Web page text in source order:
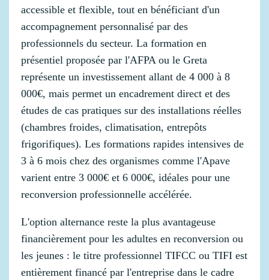
accessible et flexible, tout en bénéficiant d'un
accompagnement personnalisé par des
professionnels du secteur. La formation en
présentiel proposée par l'AFPA ou le Greta
représente un investissement allant de 4 000 à 8
000€, mais permet un encadrement direct et des
études de cas pratiques sur des installations réelles
(chambres froides, climatisation, entrepôts
frigorifiques). Les formations rapides intensives de
3 à 6 mois chez des organismes comme l'Apave
varient entre 3 000€ et 6 000€, idéales pour une
reconversion professionnelle accélérée.
L'option alternance reste la plus avantageuse
financièrement pour les adultes en reconversion ou
les jeunes : le titre professionnel TIFCC ou TIFI est
entièrement financé par l'entreprise dans le cadre